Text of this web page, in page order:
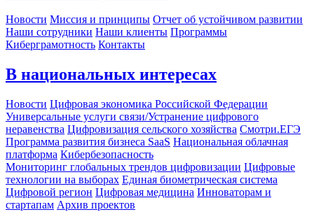
Новости Миссия и принципы Отчет об устойчивом развитии
Наши сотрудники Наши клиенты Программы
Киберграмотность Контакты
В национальных интересах
Новости Цифровая экономика Российской Федерации
Универсальные услуги связи/Устранение цифрового
неравенства Цифровизация сельского хозяйства Смотри.ЕГЭ
Программа развития бизнеса SaaS Национальная облачная
платформа Кибербезопасность
Мониторинг глобальных трендов цифровизации Цифровые
технологии на выборах Единая биометрическая система
Цифровой регион Цифровая медицина Инноваторам и
стартапам Архив проектов